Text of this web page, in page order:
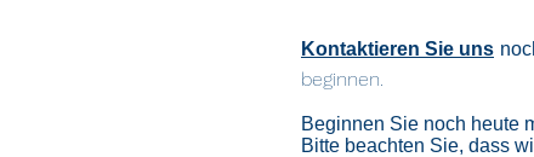
Kontaktieren Sie uns
beginnen.
Beginnen Sie noch heute
Bitte beachten Sie, dass